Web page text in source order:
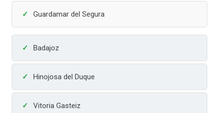
Guardamar del Segura
Badajoz
Hinojosa del Duque
Vitoria Gasteiz